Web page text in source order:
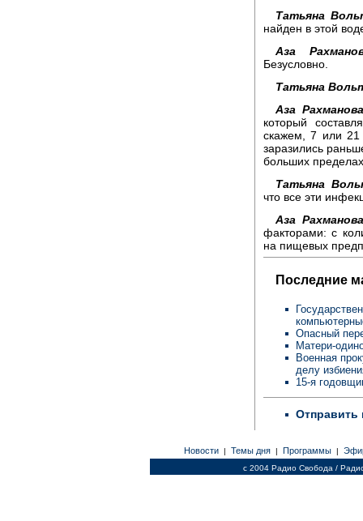
Татьяна
найден в этой
Аза
Безусловно.
Татьяна
Аза
который
скажем, 7 или 21
заразились
больших
Татьяна
что все эти
Аза
факторами: с
на пищевых
Последние
Опасный
Матери-
Военная
делу
15-я
Отправить
Новости | Темы дня | Программы |
c 2004 Радио Свобода /